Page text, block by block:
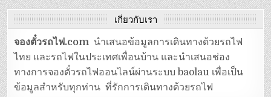
เกี่ยวกับเรา
จองตั๋วรถไฟ.com นำเสนอข้อมูลการเดินทางด้วยรถไฟ
ไทย และรถไฟในประเทศเพื่อนบ้าน และนำเสนอช่อง
ทางการจองตั๋วรถไฟออนไลน์ผ่านระบบ baolau เพื่อเป็น
ข้อมูลสำหรับทุกท่าน ที่รักการเดินทางด้วยรถไฟ